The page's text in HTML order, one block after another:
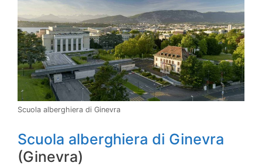
Scuola alberghiera di Ginevra
Scuola alberghiera di Ginevra
(Ginevra)